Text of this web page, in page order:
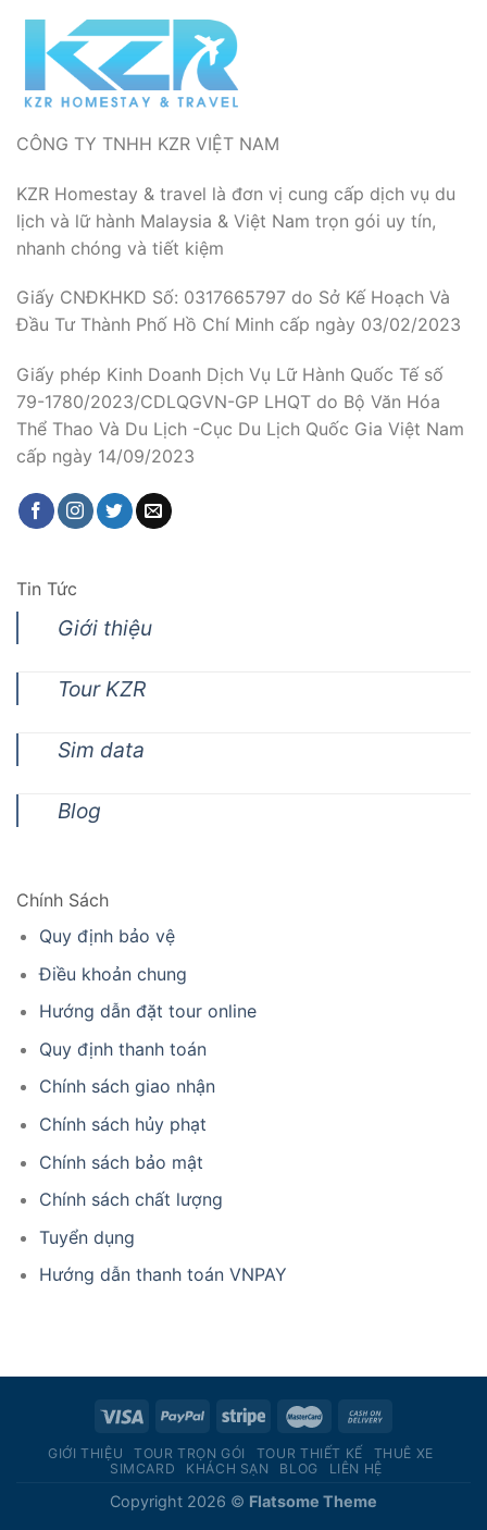
CÔNG TY TNHH KZR VIỆT NAM
KZR Homestay & travel là đơn vị cung cấp dịch vụ du
lịch và lữ hành Malaysia & Việt Nam trọn gói uy tín,
nhanh chóng và tiết kiệm
Giấy CNĐKHKD Số: 0317665797 do Sở Kế Hoạch Và
Đầu Tư Thành Phố Hồ Chí Minh cấp ngày 03/02/2023
Giấy phép Kinh Doanh Dịch Vụ Lữ Hành Quốc Tế số
79-1780/2023/CDLQGVN-GP LHQT do Bộ Văn Hóa
Thể Thao Và Du Lịch -Cục Du Lịch Quốc Gia Việt Nam
cấp ngày 14/09/2023
Tin Tức
Giới thiệu
Tour KZR
Sim data
Blog
Chính Sách
Quy định bảo vệ
Điều khoản chung
Hướng dẫn đặt tour online
Quy định thanh toán
Chính sách giao nhận
Chính sách hủy phạt
Chính sách bảo mật
Chính sách chất lượng
Tuyển dụng
Hướng dẫn thanh toán VNPAY
GIỚI THIỆU TOUR TRỌN GÓI TOUR THIẾT KẾ
THUÊ XE
SIMCARD
KHÁCH SẠN BLOG LIÊN HỆ
Copyright 2026 © Flatsome Theme